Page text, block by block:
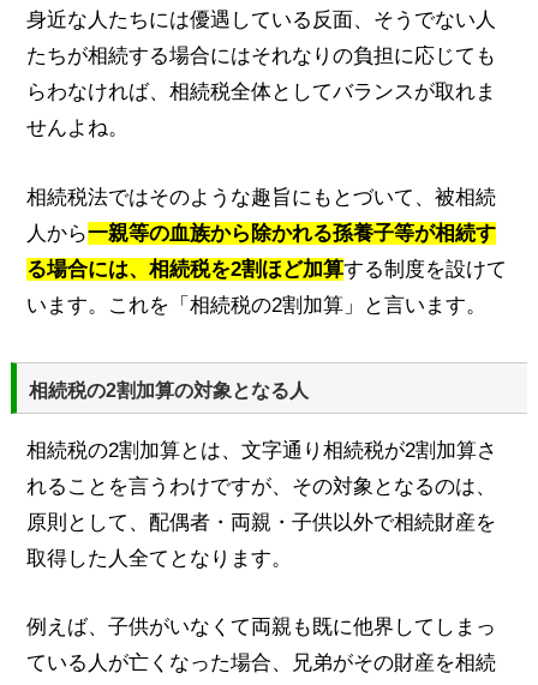
身近な人たちには優遇している反面、そうでない人
たちが相続する場合にはそれなりの負担に応じても
らわなければ、相続税全体としてバランスが取れま
せんよね。
相続税法ではそのような趣旨にもとづいて、被相続
人から一親等の血族から除かれる孫養子等が相続す
る場合には、相続税を2割ほど加算する制度を設けて
います。これを「相続税の2割加算」と言います。
相続税の2割加算の対象となる人
相続税の2割加算とは、文字通り相続税が2割加算さ
れることを言うわけですが、その対象となるのは、
原則として、配偶者・両親・子供以外で相続財産を
取得した人全てとなります。
例えば、子供がいなくて両親も既に他界してしまっ
ている人が亡くなった場合、兄弟がその財産を相続